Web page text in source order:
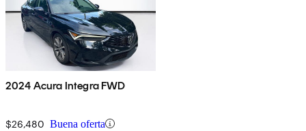
2024 Acura Integra FWD
$26,480 Buena oferta